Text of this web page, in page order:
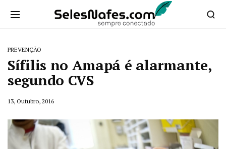
PREVENÇÃO
Sífilis no Amapá é alarmante,
segundo CVS
13, Outubro, 2016